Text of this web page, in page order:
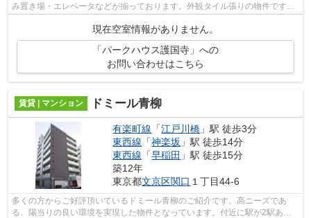
み置き場・エレベータなどが揃っております。外観タイル張りの物件です。
造りとデザインに関して、自信をもっ...
現在空室情報がありません。
「パークハウス護国寺」への
お問い合わせはこちら
賃貸 | マンション ドミール青柳
有楽町線 「江戸川橋 」駅 徒歩3分
東西線 「神楽坂 」駅 徒歩14分
東西線 「早稲田 」駅 徒歩15分
築12年
東京都文京区関口 １丁目44-6
多くの方からご好評頂いているドミール青柳のご紹介です。高ニーズであ
る、陽当りの良い環境を実現した物件となっています。付近に駅が2駅あ